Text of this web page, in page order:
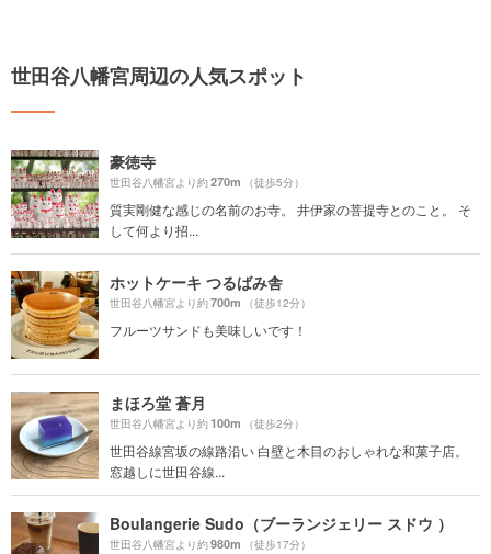
世田谷八幡宮周辺の人気スポット
豪徳寺
世田谷八幡宮より約270m （徒歩5分）
質実剛健な感じの名前のお寺。 井伊家の菩提寺とのこと。 そ
して何より招...
ホットケーキ つるばみ舎
世田谷八幡宮より約700m （徒歩12分）
フルーツサンドも美味しいです！
まほろ堂 蒼月
世田谷八幡宮より約100m （徒歩2分）
世田谷線宮坂の線路沿い 白壁と木目のおしゃれな和菓子店。
窓越しに世田谷線...
Boulangerie Sudo（ブーランジェリー スドウ ）
世田谷八幡宮より約980m （徒歩17分）